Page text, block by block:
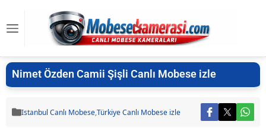
Nimet Özden Camii Şişli Canlı Mobese izle
Istanbul Canlı Mobese,Türkiye Canlı Mobese izle